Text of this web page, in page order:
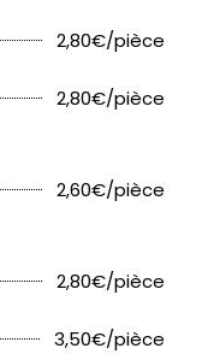
2,80€/pièce
2,80€/pièce
2,60€/pièce
2,80€/pièce
3,50€/pièce